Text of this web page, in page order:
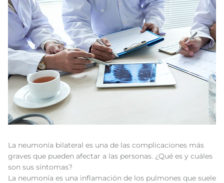
La neumonía bilateral es una de las complicaciones más
graves que pueden afectar a las personas. ¿Qué es y cuáles
son sus síntomas?
La neumonía es una inflamación de los pulmones que suele